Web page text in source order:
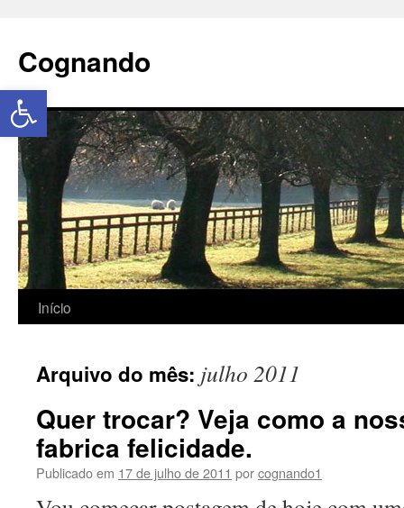
Abrir a barra de ferramentas
Cognando
Início
Arquivo do mês: julho 2011
Quer trocar? Veja como a
fabrica felicidade.
Publicado em 17 de julho de 2011 porcognando1